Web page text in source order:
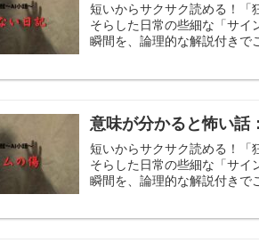
短いからサクサク読める！「
そらした日常の些細な「サイ
瞬間を、論理的な解説付きで
意味が分かると怖い話
短いからサクサク読める！「
そらした日常の些細な「サイ
瞬間を、論理的な解説付きで